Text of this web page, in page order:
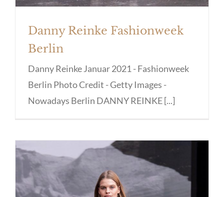
Danny Reinke Fashionweek
Berlin
Danny Reinke Januar 2021 - Fashionweek
Berlin Photo Credit - Getty Images -
Nowadays Berlin DANNY REINKE [...]